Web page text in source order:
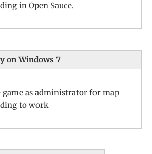
in Open Sauce.
on Windows 7
game as administrator for map
to work